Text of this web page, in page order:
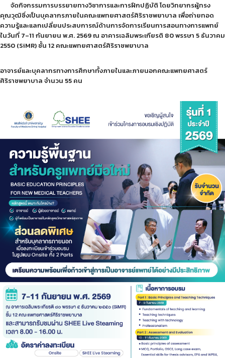
จัดกิจกรรมการบรรยายทางวิชาการและการฝึกปฏิบัติ โดยวิทยากรผู้ทรง
คุณวุฒิซึ่งเป็นบุคลากรภายในคณะแพทยศาสตร์ศิริราชพยาบาล เพื่อถ่ายทอด
ความรู้และแลกเปลี่ยนประสบการณ์ด้านการจัดการเรียนการสอนทางการแพทย์
ในวันที่ 7–11 กันยายน พ.ศ. 2569 ณ อาคารเฉลิมพระเกียรติ 80 พรรษา 5 ธันวาคม
2550 (SiMR) ชั้น 12 คณะแพทยศาสตร์ศิริราชพยาบาล
อาจารย์และบุคลากรทางการศึกษาทั้งภายในและภายนอกคณะแพทยศาสตร์
ศิริราชพยาบาล จำนวน 55 คน